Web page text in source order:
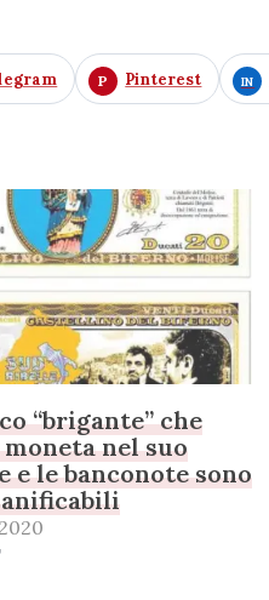
Pinterest
“brigante” che
nel suo
e le banconote sono